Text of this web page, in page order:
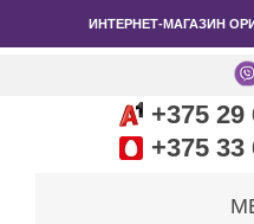
ИНТЕРНЕТ-МАГАЗИН
+375 29
+375 33